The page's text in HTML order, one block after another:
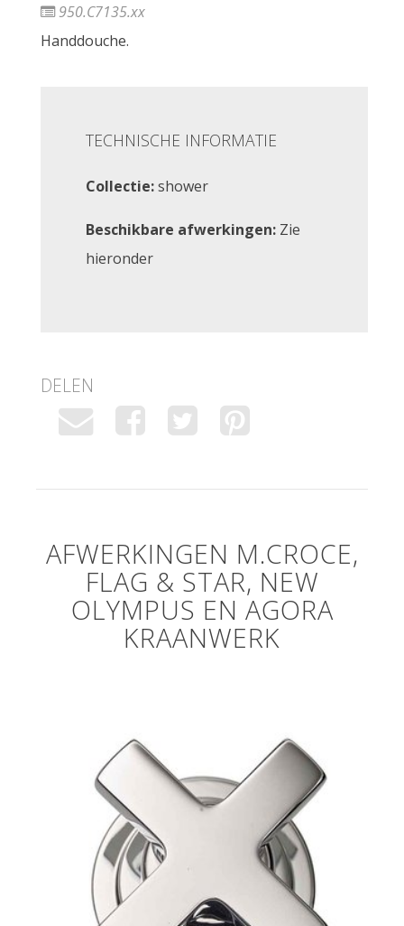
950.C7135.xx
Handdouche.
TECHNISCHE INFORMATIE
Collectie:shower
Beschikbare afwerkingen: Zie
hieronder
DELEN
AFWERKINGEN M.CROCE,
FLAG & STAR, NEW
OLYMPUS EN AGORA
KRAANWERK